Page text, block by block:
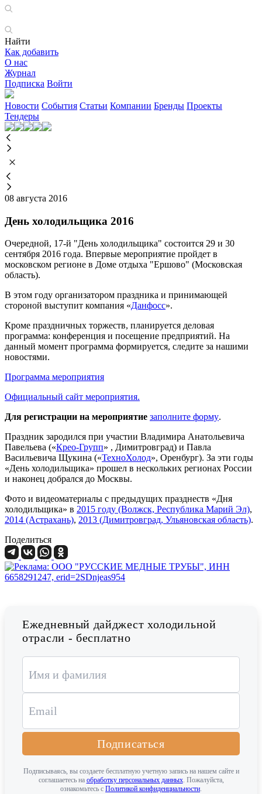
Найти
Как добавить
О нас
Журнал
Подписка Войти
Новости События Статьи Компании Бренды Проекты
Тендеры
08 августа 2016
День холодильщика 2016
Очередной, 17-й "День холодильщика" состоится 29 и 30
сентября 2016 года. Впервые мероприятие пройдет в
московском регионе в Доме отдыха "Ершово" (Московская
область).
В этом году организатором праздника и принимающей
стороной выступит компания «Данфосс».
Кроме праздничных торжеств, планируется деловая
программа: конференция и посещение предприятий. На
данный момент программа формируется, следите за нашими
новостями.
Программа мероприятия
Официальный сайт мероприятия.
Для регистрации на мероприятие заполните форму.
Праздник зародился при участии Владимира Анатольевича
Павельева («Крео-Групп» , Димитровград) и Павла
Васильевича Щукина («ТехноХолод», Оренбург). За эти годы
«День холодильщика» прошел в нескольких регионах России
и наконец добрался до Москвы.
Фото и видеоматериалы с предыдущих празднеств «Дня
холодильщика» в 2015 году (Волжск, Республика Марий Эл),
2014 (Астрахань), 2013 (Димитровград, Ульяновская область).
Поделиться
Ежедневный дайджест холодильной
отрасли - бесплатно
Подписаться
Подписываясь, вы создаете бесплатную учетную запись на нашем сайте и
соглашаетесь на обработку персональных данных. Пожалуйста,
ознакомьтесь с Политикой конфиденциальности.